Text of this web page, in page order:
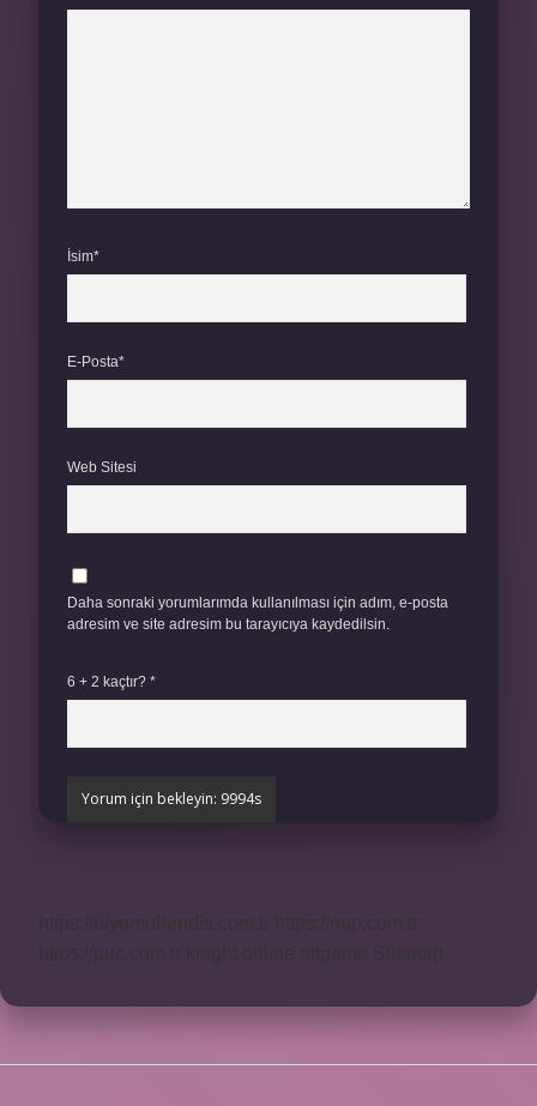
İsim*
E-Posta*
Web Sitesi
Daha sonraki yorumlarımda kullanılması için adım, e-posta
adresim ve site adresim bu tarayıcıya kaydedilsin.
6 + 2 kaçtır? *